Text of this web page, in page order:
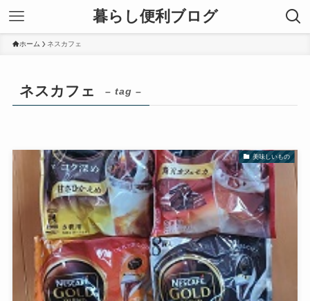
暮らし便利ブログ
ホーム ネスカフェ
ネスカフェ – tag –
美味しいもの